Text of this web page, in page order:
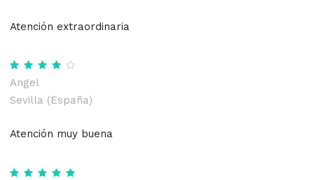
Atención extraordinaria
Angel
Sevilla (España)
Atención muy buena